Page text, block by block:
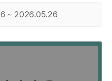
~ 2026.05.26